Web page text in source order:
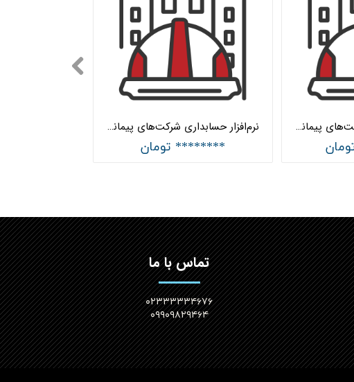
نرم‌افزار حسابداری شرکت‌های پیمانکاری ساده هلو APEX
******** تومان
نرم‌افزار حسابداری شرکت‌های پیمانکاری پیشرفته شبکه هلو APEX
تماس با ما
۰۲۳۳۳۳۳۴۶۷۶
۰۹۹۰۹۸۲۹۴۶۴